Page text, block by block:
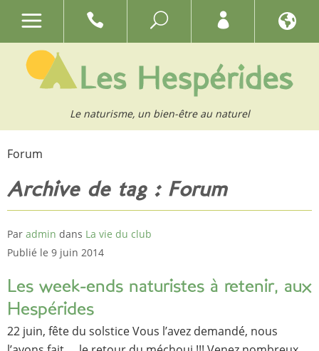
Le naturisme, un bien-être au naturel
Forum
Archive de tag : Forum
Par admin dans La vie du club
Publié le 9 juin 2014
Les week-ends naturistes à retenir, aux
Hespérides
22 juin, fête du solstice Vous l’avez demandé, nous